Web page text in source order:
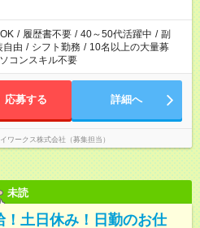
/ 履歴書不要 / 40～50代活躍中 / 副
自由 / シフト勤務 / 10名以上の大量募
コンスキル不要
応募する 詳細へ
ワークス株式会社（募集担当）
未読
土日休み！日勤のお仕